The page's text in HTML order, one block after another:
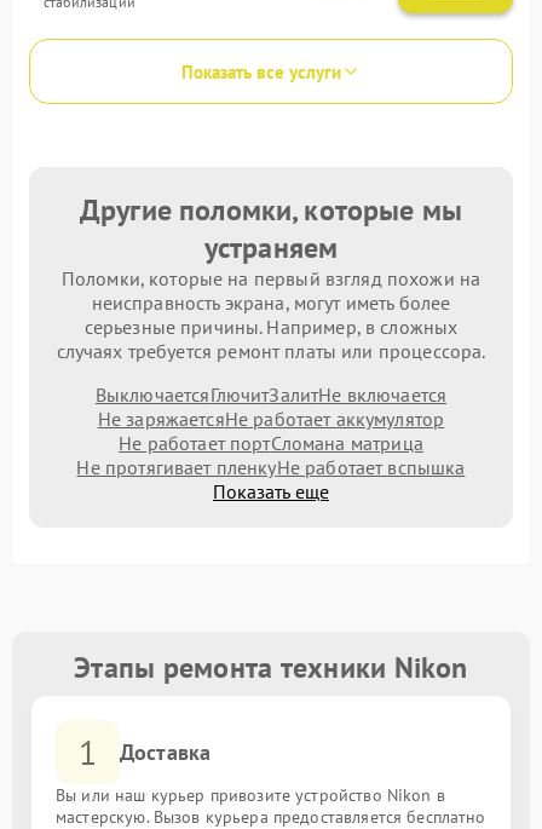
Показать все услуги
Другие поломки, которые мы
устраняем
Поломки, которые на первый взгляд похожи на
неисправность экрана, могут иметь более
серьезные причины. Например, в сложных
случаях требуется ремонт платы или процессора.
ВыключаетсяГлючитЗалитНе включается
Не заряжаетсяНе работает аккумулятор
Не работает портСломана матрица
Не протягивает пленкуНе работает вспышка
Показать еще
Этапы ремонта техники Nikon
1 Доставка
Вы или наш курьер привозите устройство Nikon в
мастерскую. Вызов курьера предоставляется бесплатно